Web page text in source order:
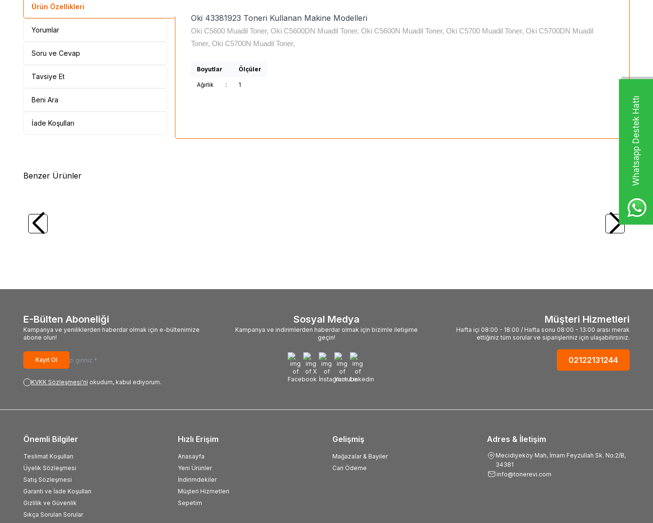
Whatsapp Destek Hattı
Ürün Özellikleri
Yorumlar
Soru ve Cevap
Tavsiye Et
Beni Ara
İade Koşulları
Oki 43381923 Toneri Kullanan Makine Modelleri
Oki C5600 Muadil Toner, Oki C5600DN Muadil Toner, Oki C5600N Muadil Toner, Oki C5700 Muadil Toner, Oki C5700DN Muadil
Toner, Oki C5700N Muadil Toner,
Boyutlar Ölçüler
Ağırlık : 1
Benzer Ürünler
OKIOKI B721 (45488802) (18K)
Oki C823 Kırmızı Muadil Toner
E-Bülten Aboneliği
Kampanya ve yeniliklerden haberdar olmak için e-bültenimize
abone olun!
Kayıt Ol
KVKK Sözleşmesi'ni okudum, kabul ediyorum.
Sosyal Medya
Kampanya ve indirimlerden haberdar olmak için bizimle iletişime
geçin!
Müşteri Hizmetleri
Hafta içi 08:00 - 18:00 / Hafta sonu 08:00 - 13:00 arası merak
ettiğiniz tüm sorular ve siparişleriniz için ulaşabilirsiniz.
02122131244
Adres & İletişim
Mecidiyeköy Mah, İmam Feyzullah Sk. No:2/B,
34381
info@tonerevi.com
Önemli Bilgiler
Teslimat Koşulları
Üyelik Sözleşmesi
Satış Sözleşmesi
Garanti ve İade Koşulları
Gizlilik ve Güvenlik
Sıkça Sorulan Sorular
Hızlı Erişim
Anasayfa
Yeni Ürünler
İndirimdekiler
Müşteri Hizmetleri
Sepetim
Gelişmiş
Mağazalar & Bayiler
Cari Ödeme